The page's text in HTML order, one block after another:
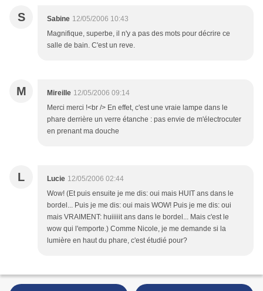
S Sabine 12/05/2006 10:43
Magnifique, superbe, il n'y a pas des mots pour décrire ce
salle de bain. C'est un reve.
M Mireille 12/05/2006 09:14
Merci merci !<br /> En effet, c'est une vraie lampe dans le
phare derrière un verre étanche : pas envie de m'électrocuter
en prenant ma douche
L Lucie 12/05/2006 02:44
Wow! (Et puis ensuite je me dis: oui mais HUIT ans dans le
bordel... Puis je me dis: oui mais WOW! Puis je me dis: oui
mais VRAIMENT: huiiiiit ans dans le bordel... Mais c'est le
wow qui l'emporte.) Comme Nicole, je me demande si la
lumière en haut du phare, c'est étudié pour?